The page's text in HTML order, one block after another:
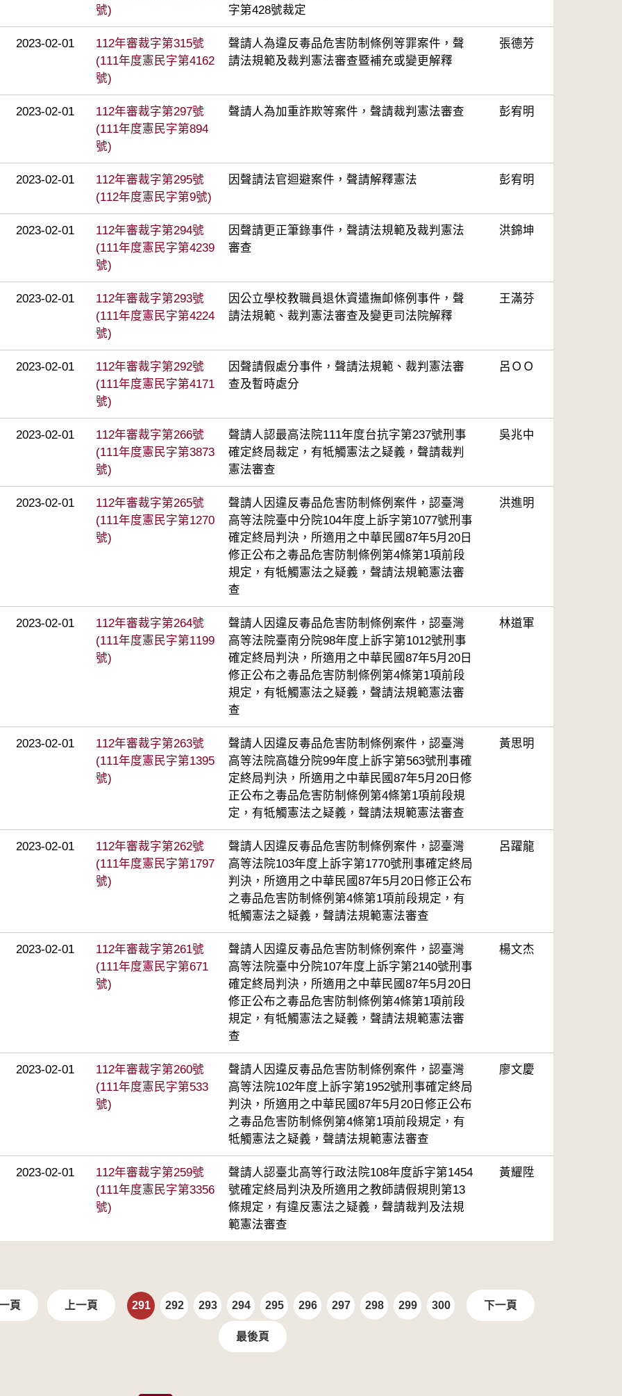
號)
字第428號裁定
2023-02-01
112年審裁字第315號
(111年度憲民字第4162
號)
聲請人為違反毒品危害防制條例等罪案件，聲
請法規範及裁判憲法審查暨補充或變更解釋
張德芳
2023-02-01
112年審裁字第297號
(111年度憲民字第894
號)
聲請人為加重詐欺等案件，聲請裁判憲法審查 彭宥明
2023-02-01
112年審裁字第295號
(112年度憲民字第9號)
因聲請法官迴避案件，聲請解釋憲法 彭宥明
2023-02-01
112年審裁字第294號
(111年度憲民字第4239
號)
因聲請更正筆錄事件，聲請法規範及裁判憲法
審查
洪錦坤
2023-02-01
112年審裁字第293號
(111年度憲民字第4224
號)
因公立學校教職員退休資遣撫卹條例事件，聲
請法規範、裁判憲法審查及變更司法院解釋
王滿芬
2023-02-01
112年審裁字第292號
(111年度憲民字第4171
號)
因聲請假處分事件，聲請法規範、裁判憲法審
查及暫時處分
呂ＯＯ
2023-02-01
112年審裁字第266號
(111年度憲民字第3873
號)
聲請人認最高法院111年度台抗字第237號刑事
確定終局裁定，有牴觸憲法之疑義，聲請裁判
憲法審查
吳兆中
2023-02-01
112年審裁字第265號
(111年度憲民字第1270
號)
聲請人因違反毒品危害防制條例案件，認臺灣
高等法院臺中分院104年度上訴字第1077號刑事
確定終局判決，所適用之中華民國87年5月20日
修正公布之毒品危害防制條例第4條第1項前段
規定，有牴觸憲法之疑義，聲請法規範憲法審
查
洪進明
2023-02-01
112年審裁字第264號
(111年度憲民字第1199
號)
聲請人因違反毒品危害防制條例案件，認臺灣
高等法院臺南分院98年度上訴字第1012號刑事
確定終局判決，所適用之中華民國87年5月20日
修正公布之毒品危害防制條例第4條第1項前段
規定，有牴觸憲法之疑義，聲請法規範憲法審
查
林道軍
2023-02-01
112年審裁字第263號
(111年度憲民字第1395
號)
聲請人因違反毒品危害防制條例案件，認臺灣
高等法院高雄分院99年度上訴字第563號刑事確
定終局判決，所適用之中華民國87年5月20日修
正公布之毒品危害防制條例第4條第1項前段規
定，有牴觸憲法之疑義，聲請法規範憲法審查
黃思明
2023-02-01
112年審裁字第262號
(111年度憲民字第1797
號)
聲請人因違反毒品危害防制條例案件，認臺灣
高等法院103年度上訴字第1770號刑事確定終局
判決，所適用之中華民國87年5月20日修正公布
之毒品危害防制條例第4條第1項前段規定，有
牴觸憲法之疑義，聲請法規範憲法審查
呂躍龍
2023-02-01
112年審裁字第261號
(111年度憲民字第671
號)
聲請人因違反毒品危害防制條例案件，認臺灣
高等法院臺中分院107年度上訴字第2140號刑事
確定終局判決，所適用之中華民國87年5月20日
修正公布之毒品危害防制條例第4條第1項前段
規定，有牴觸憲法之疑義，聲請法規範憲法審
查
楊文杰
2023-02-01
112年審裁字第260號
(111年度憲民字第533
號)
聲請人因違反毒品危害防制條例案件，認臺灣
高等法院102年度上訴字第1952號刑事確定終局
判決，所適用之中華民國87年5月20日修正公布
之毒品危害防制條例第4條第1項前段規定，有
牴觸憲法之疑義，聲請法規範憲法審查
廖文慶
2023-02-01
112年審裁字第259號
(111年度憲民字第3356
號)
聲請人認臺北高等行政法院108年度訴字第1454
號確定終局判決及所適用之教師請假規則第13
條規定，有違反憲法之疑義，聲請裁判及法規
範憲法審查
黃耀陞
頁 上一頁 291 292 293 294 295 296 297 298 299 300 下一頁
最後頁